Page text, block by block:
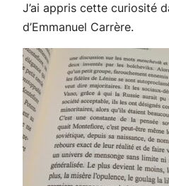
J’ai appris cette curiosité
d’Emmanuel Carrère.